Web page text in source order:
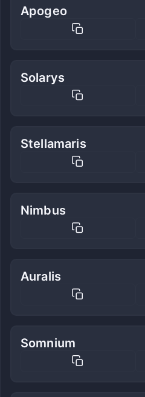
Apogeo
Solarys
Stellamaris
Nimbus
Auralis
Somnium